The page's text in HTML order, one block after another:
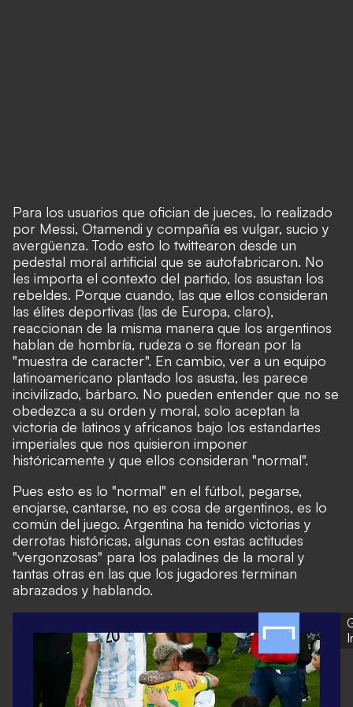
Para los usuarios que ofician de jueces, lo realizado
por Messi, Otamendi y compañía es vulgar, sucio y
avergüenza. Todo esto lo twittearon desde un
pedestal moral artificial que se autofabricaron. No
les importa el contexto del partido, los asustan los
rebeldes. Porque cuando, las que ellos consideran
las élites deportivas (las de Europa, claro),
reaccionan de la misma manera que los argentinos
hablan de hombría, rudeza o se florean por la
"muestra de caracter". En cambio, ver a un equipo
latinoamericano plantado los asusta, les parece
incivilizado, bárbaro. No pueden entender que no se
obedezca a su orden y moral, solo aceptan la
victoria de latinos y africanos bajo los estandartes
imperiales que nos quisieron imponer
históricamente y que ellos consideran "normal".
Pues esto es lo "normal" en el fútbol, pegarse,
enojarse, cantarse, no es cosa de argentinos, es lo
común del juego. Argentina ha tenido victorias y
derrotas históricas, algunas con estas actitudes
"vergonzosas" para los paladines de la moral y
tantas otras en las que los jugadores terminan
abrazados y hablando.